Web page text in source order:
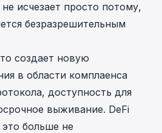
исчезает просто потому,
безразрешительным
создает новую
в области комплаенса
доступность для
выживание. DeFi
больше не